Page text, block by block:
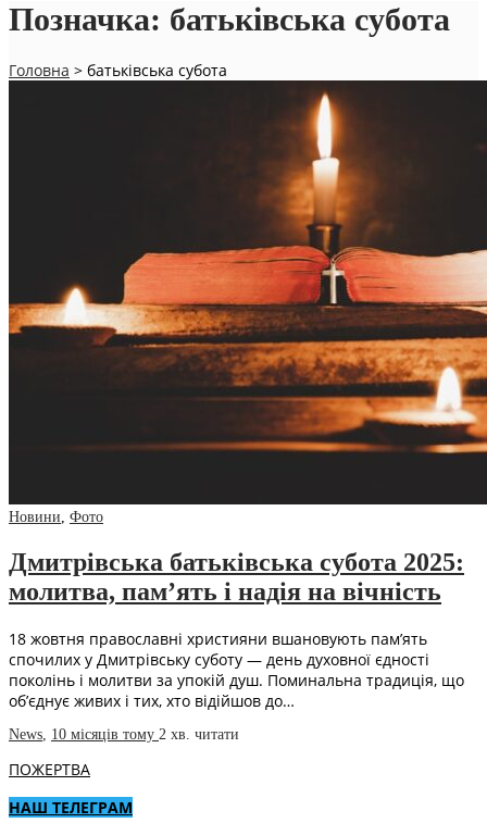
Позначка: батьківська субота
Головна > батьківська субота
Новини, Фото
Дмитрівська батьківська субота 2025:
молитва, пам’ять і надія на вічність
18 жовтня православні християни вшановують пам’ять
спочилих у Дмитрівську суботу — день духовної єдності
поколінь і молитви за упокій душ. Поминальна традиція, що
об’єднує живих і тих, хто відійшов до…
News, 10 місяців тому 2 хв. читати
ПОЖЕРТВА
НАШ ТЕЛЕГРАМ